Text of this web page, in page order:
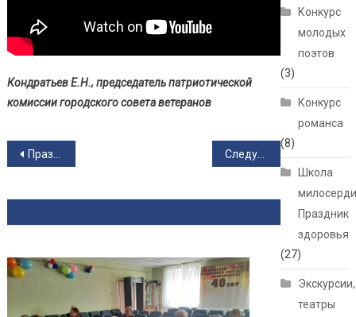
Кондратьев Е.Н., председатель патриотической
комиссии городского совета ветеранов
Навигация по записям
Праздник Здоровья и Долголетия в ДК Горького
Конкурс
молодых
поэтов
(3)
Конкурс
романса
(8)
Школа
Праздник
здоровья
(27)
Экскурсии,
театры